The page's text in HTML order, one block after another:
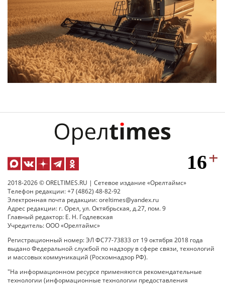
2018-2026 © ORELTIMES.RU | Сетевое издание «Орелтаймс»
Телефон редакции: +7 (4862) 48-82-92
Электронная почта редакции: oreltimes@yandex.ru
Адрес редакции: г. Орел, ул. Октябрьская, д.27, пом. 9
Главный редактор: Е. Н. Годлевская
Учредитель: ООО «Орелтаймс»
Регистрационный номер: ЭЛ ФС77-73833 от 19 октября 2018 года
выдано Федеральной службой по надзору в сфере связи, технологий
и массовых коммуникаций (Роскомнадзор РФ).
"На информационном ресурсе применяются рекомендательные
технологии (информационные технологии предоставления